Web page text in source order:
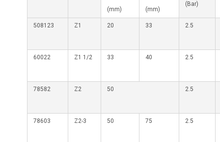
(Bar)
(mm) (mm)
508123 Z1 20 33 2.5
60022 Z1 1/2 33 40 2.5
78582 Z2 50 2.5
78603 Z2-3 50 75 2.5